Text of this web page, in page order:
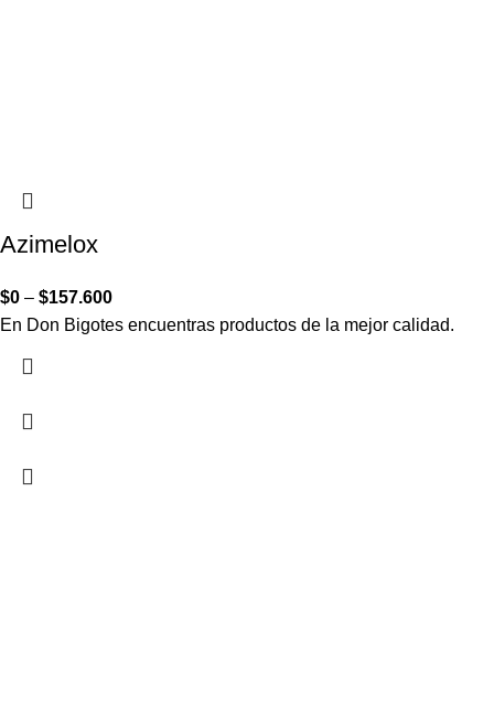
Azimelox
$0 – $157.600
En Don Bigotes encuentras productos de la mejor calidad.